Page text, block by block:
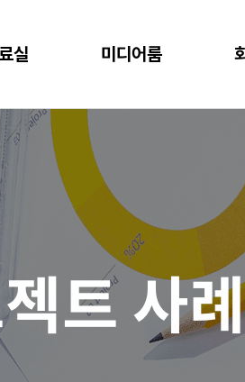
CLOUD
AWS (Amazon Web Services)
Microsoft Azure
Microsoft Power Platform
NAVER Cloud Platform
Mendix
워크쓰루 & 네이버웍스 코어
컨
실현
로 품질 향상
템
강화
활용
장을 위한 통합된 플랫폼
한 유연한 물류 시스템
밀성과 효율성을 위한 도구
실
로젝트 사례
로드
미디어룸
공지사항
블로그
WDMS SAP ERP
모빌리티 클라우드
트 사례